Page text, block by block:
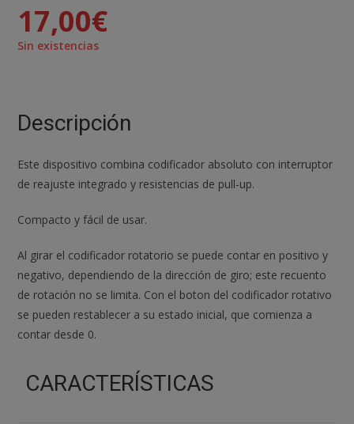
17,00€
Sin existencias
Descripción
Este dispositivo combina codificador absoluto con interruptor
de reajuste integrado y resistencias de pull-up.
Compacto y fácil de usar.
Al girar el codificador rotatorio se puede contar en positivo y
negativo, dependiendo de la dirección de giro; este recuento
de rotación no se limita. Con el boton del codificador rotativo
se pueden restablecer a su estado inicial, que comienza a
contar desde 0.
CARACTERÍSTICAS